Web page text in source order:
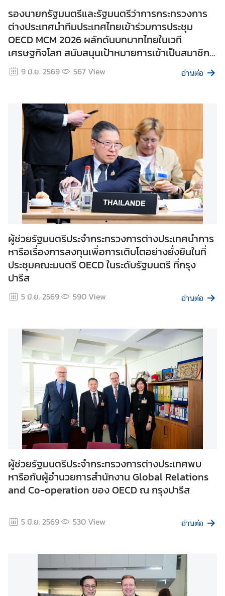
า
Q
&
A
กั
ก
ต
รองนายกรัฐมนตรีและรัฐมนตรีว่าการกระทรวงการ
ต่างประเทศนำทีมประเทศไทยเข้าร่วมการประชุม
OECD MCM 2026 ผลักดันบทบาทไทยในเวที
เศรษฐกิจโลก สนับสนุนเป้าหมายการเข้าเป็นสมาชิก
OECD9 มิ.ย. 2569 567View อ่านต่อ
ผู้ช่วยรัฐมนตรีประจำกระทรวงการต่างประเทศนำการ
หารือเรื่องการลงทุนเพื่อการเติบโตอย่างยั่งยืนในที่
ประชุมคณะมนตรี OECD ในระดับรัฐมนตรี ที่กรุง
ปารีส
5 มิ.ย. 2569 590View อ่านต่อ
ผู้ช่วยรัฐมนตรีประจำกระทรวงการต่างประเทศพบ
หารือกับผู้อำนวยการสำนักงาน Global Relations
and Co-operation ของ OECD ณ กรุงปารีส
5 มิ.ย. 2569 530View อ่านต่อ